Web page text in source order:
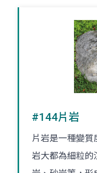
#144片岩
片岩是一種變
岩大都為細粒的